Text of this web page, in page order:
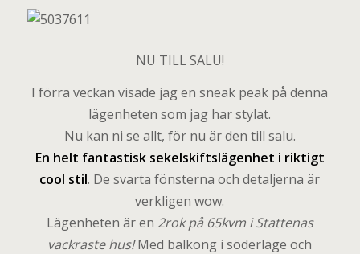
NU TILL SALU!
I förra veckan visade jag en sneak peak på denna
lägenheten som jag har stylat.
Nu kan ni se allt, för nu är den till salu.
En helt fantastisk sekelskiftslägenhet i riktigt
cool stil. De svarta fönsterna och detaljerna är
verkligen wow.
Lägenheten är en 2rok på 65kvm i Stattenas
vackraste hus!Med balkong i söderläge och